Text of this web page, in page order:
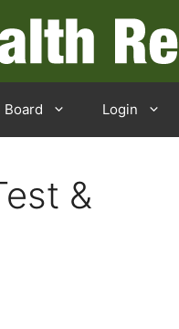
Board Login
&